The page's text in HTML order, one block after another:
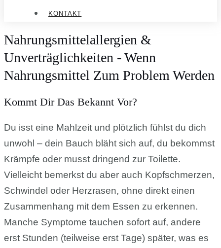
KONTAKT
Nahrungsmittelallergien &
Unverträglichkeiten - Wenn
Nahrungsmittel Zum Problem Werden
Kommt Dir Das Bekannt Vor?
Du isst eine Mahlzeit und plötzlich fühlst du dich
unwohl – dein Bauch bläht sich auf, du bekommst
Krämpfe oder musst dringend zur Toilette.
Vielleicht bemerkst du aber auch Kopfschmerzen,
Schwindel oder Herzrasen, ohne direkt einen
Zusammenhang mit dem Essen zu erkennen.
Manche Symptome tauchen sofort auf, andere
erst Stunden (teilweise erst Tage) später, was es